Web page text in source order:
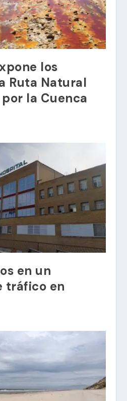
los
Ruta Natural
la Cuenca
en un
tráfico en